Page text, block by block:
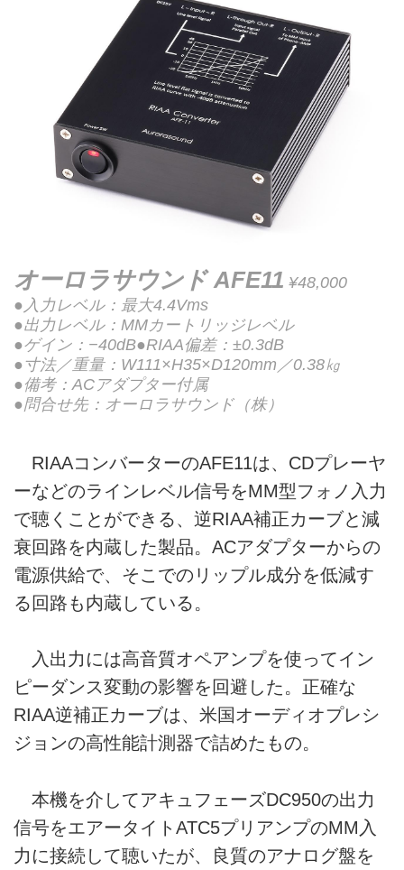
オーロラサウンド AFE11 ¥48,000
●入力レベル：最大4.4Vms
●出力レベル：MMカートリッジレベル
●ゲイン：−40dB●RIAA偏差：±0.3dB
●寸法／重量：W111×H35×D120mm／0.38㎏
●備考：ACアダプター付属
●問合せ先：オーロラサウンド（株）
RIAAコンバーターのAFE11は、CDプレーヤ
ーなどのラインレベル信号をMM型フォノ入力
で聴くことができる、逆RIAA補正カーブと減
衰回路を内蔵した製品。ACアダプターからの
電源供給で、そこでのリップル成分を低減す
る回路も内蔵している。
入出力には高音質オペアンプを使ってイン
ピーダンス変動の影響を回避した。正確な
RIAA逆補正カーブは、米国オーディオプレシ
ジョンの高性能計測器で詰めたもの。
本機を介してアキュフェーズDC950の出力
信号をエアータイトATC5プリアンプのMM入
力に接続して聴いたが、良質のアナログ盤を